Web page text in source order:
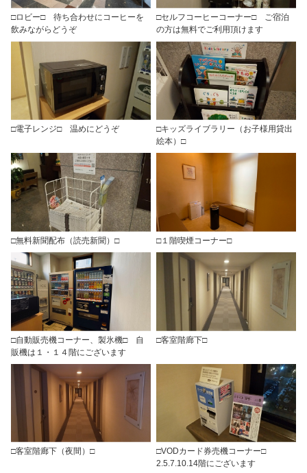
□ロビー□ 待ち合わせにコーヒーを
飲みながらどうぞ
□セルフコーヒーコーナー□ ご宿泊
の方は無料でご利用頂けます
□電子レンジ□ 温めにどうぞ
□キッズライブラリー（お子様用貸出
絵本）□
□無料新聞配布（読売新聞）□ □１階喫煙コーナー□
□自動販売機コーナー、製氷機□ 自
販機は１・１４階にございます
□客室階廊下□
□客室階廊下（夜間）□
□VODカード券売機コーナー□
2.5.7.10.14階にございます